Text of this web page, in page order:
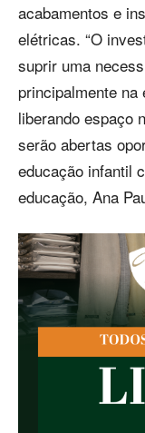
acabamentos e
elétricas. “O
suprir uma
principalmente
liberando espaço
serão abertas
educação infantil
educação, Ana